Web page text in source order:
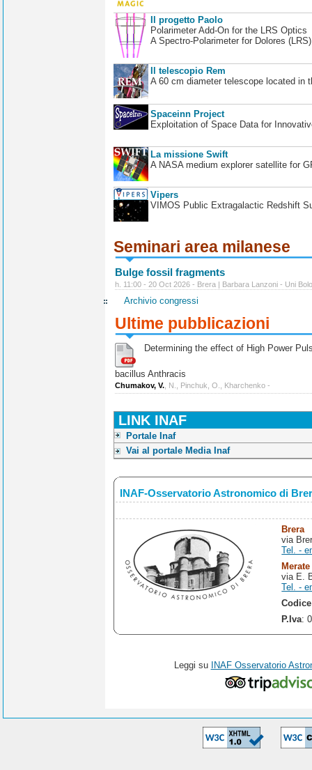
Il progetto Paolo
Polarimeter Add-On for the LRS Optics
A Spectro-Polarimeter for Dolores
Il telescopio Rem
A 60 cm diameter telescope located in
Spaceinn Project
Exploitation of Space Data for
La missione Swift
A NASA medium explorer satellite for
Vipers
VIMOS Public Extragalactic Redshift
Seminari area milanese
Bulge fossil fragments
h. 11:00 - 20 Oct 2026 - Brera | Barbara Lanzoni - Uni
Archivio congressi
Ultime pubblicazioni
Determining the effect of High Power
bacillus Anthracis
Chumakov, V. , N., Pinchuk, O., Kharchenko -
LINK INAF
Portale Inaf
Vai al portale Media Inaf
INAF-Osservatorio Astronomico di
Brera
via
Tel. -
Merate
via E.
Tel. -
P.Iva:
Leggi su INAF Osservatorio